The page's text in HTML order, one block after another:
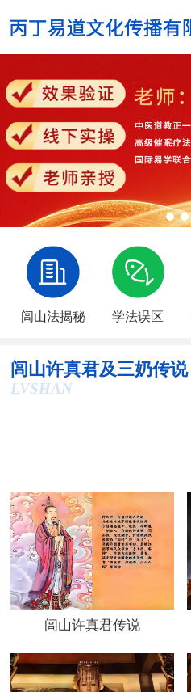
闾山法揭秘 学法误区
闾山许真君及三奶传说
LVSHAN
闾山许真君传说